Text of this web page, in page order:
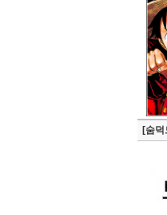
[숨덕